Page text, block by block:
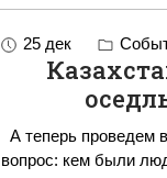
25 дек
А теперь проведем
вопрос: кем были